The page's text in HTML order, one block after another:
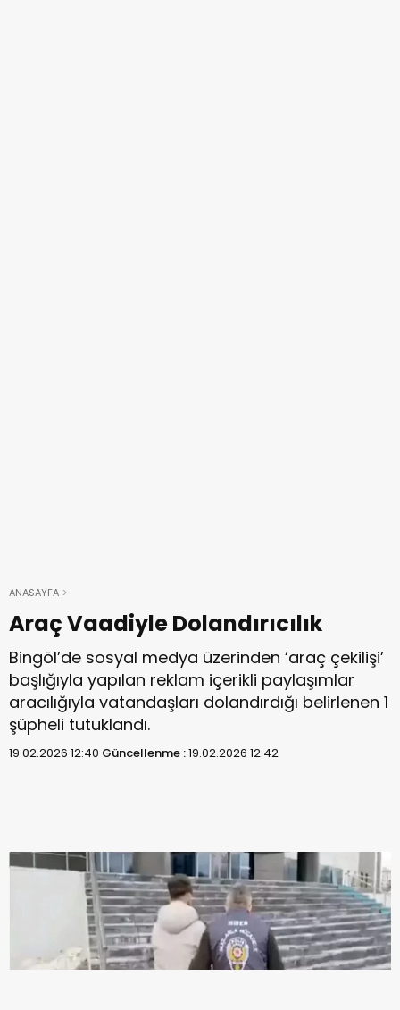
ANASAYFA
Araç Vaadiyle Dolandırıcılık
Bingöl’de sosyal medya üzerinden ‘araç çekilişi’
başlığıyla yapılan reklam içerikli paylaşımlar
aracılığıyla vatandaşları dolandırdığı belirlenen 1
şüpheli tutuklandı.
19.02.2026 12:40 Güncellenme :19.02.2026 12:42